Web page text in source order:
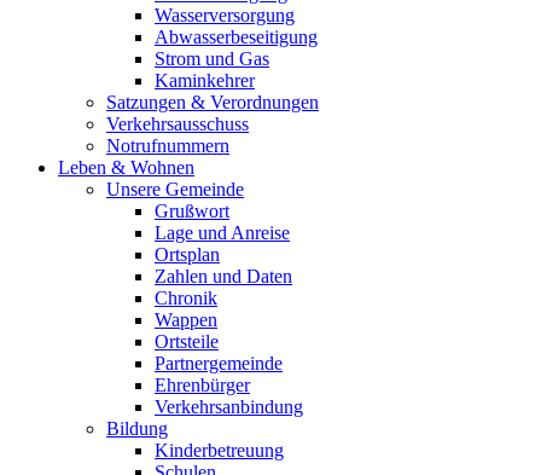
Wasserversorgung
Abwasserbeseitigung
Strom und Gas
Kaminkehrer
Satzungen & Verordnungen
Verkehrsausschuss
Notrufnummern
Leben & Wohnen
Unsere Gemeinde
Grußwort
Lage und Anreise
Ortsplan
Zahlen und Daten
Chronik
Wappen
Ortsteile
Partnergemeinde
Ehrenbürger
Verkehrsanbindung
Bildung
Kinderbetreuung